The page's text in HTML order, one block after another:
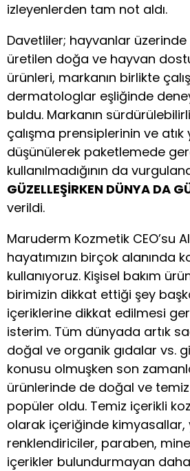
izleyenlerden tam not aldı.
Davetliler; hayvanlar
üretilen doğa ve hayvan
ürünleri, markanın birlikte
dermatologlar eşliğinde
buldu. Markanın
çalışma prensiplerinin ve
düşünülerek paketlemede
kullanılmadığının da
GÜZELLEŞİRKEN DÜNYA DA
verildi.
Maruderm Kozmetik CEO’su
hayatımızın birçok alanında
kullanıyoruz. Kişisel bakım
birimizin dikkat ettiği şey
içeriklerine dikkat edilmesi
isterim. Tüm dünyada artık
doğal ve organik gıdalar vs.
konusu olmuşken son
ürünlerinde de doğal ve
popüler oldu. Temiz içerikli
olarak içeriğinde kimyasallar,
renklendiriciler, paraben,
içerikler bulundurmayan